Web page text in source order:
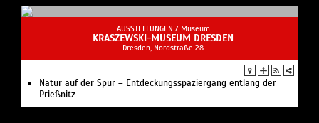
AUSSTELLUNGEN / Museum
KRASZEWSKI-MUSEUM DRESDEN
Dresden, Nordstraße 28
Natur auf der Spur – Entdeckungsspaziergang entlang der
Prießnitz